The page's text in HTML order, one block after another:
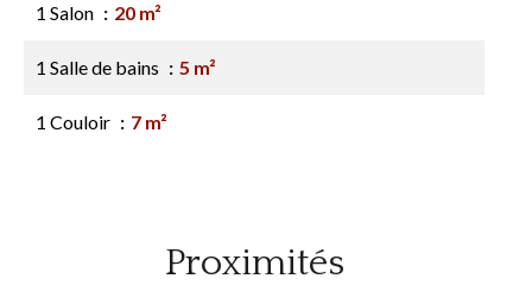
1 Salon 20 m²
1 Salle de bains 5 m²
1 Couloir 7 m²
Proximités